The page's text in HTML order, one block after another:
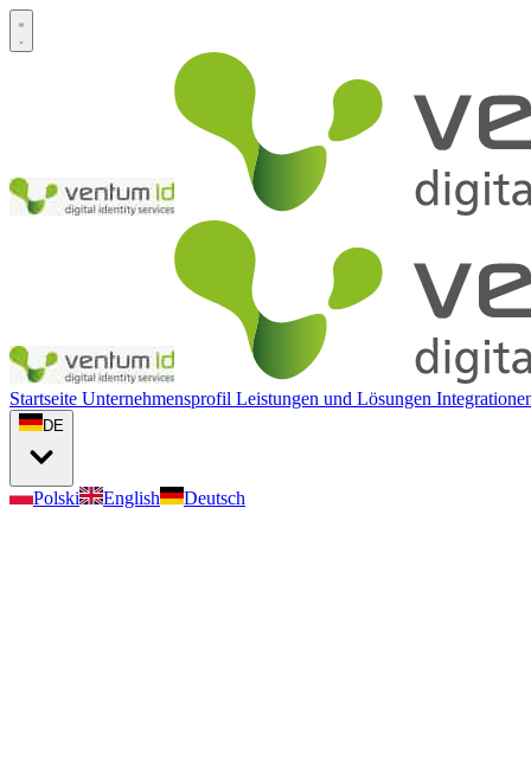
Startseite Unternehmensprofil Leistungen und Lösungen
DE
Polski English Deutsch